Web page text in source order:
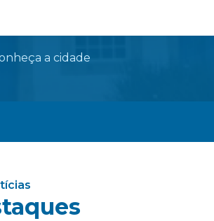
a cidade